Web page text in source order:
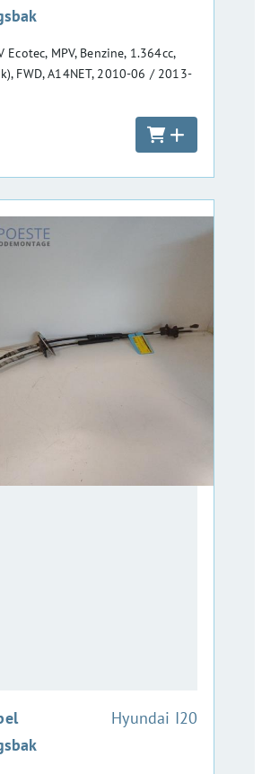
Ecotec, MPV, Benzine, 1.364cc,
FWD, A14NET, 2010-06 / 2013-
:Hyundai I20